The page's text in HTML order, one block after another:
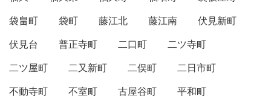
袋畠町
袋町 藤江北 藤江南
伏見新町
伏見台
普正寺町 二口町
二ツ寺町
二ツ屋町
二又新町 二俣町
二日市町
不動寺町
不室町 古屋谷町
平和町